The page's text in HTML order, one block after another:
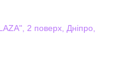
2 поверх, Дніпро,